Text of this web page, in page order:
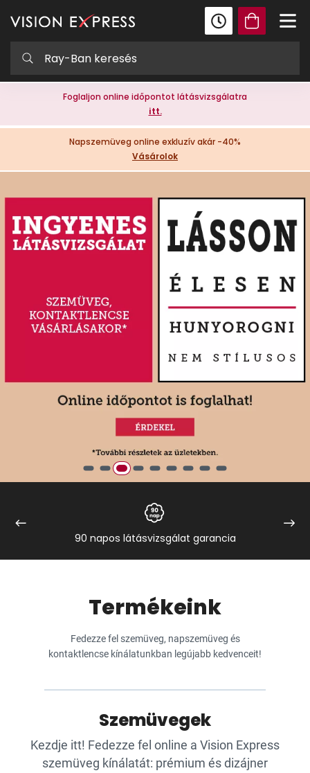
Foglaljon online időpontot látásvizsgálatra
itt.
Napszemüveg online exkluzív akár -40%
Vásárolok
90 napos látásvizsgálat garancia
Termékeink
Fedezze fel szemüveg, napszemüveg és
kontaktlencse kínálatunkban legújabb kedvenceit!
Szemüvegek
Kezdje itt! Fedezze fel online a Vision Express
szemüveg kínálatát: prémium és dizájner